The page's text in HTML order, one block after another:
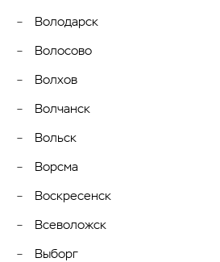
Володарск
Волосово
Волхов
Волчанск
Вольск
Ворсма
Воскресенск
Всеволожск
Выборг